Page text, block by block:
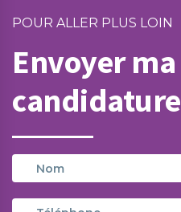
POUR ALLER PLUS LOIN
Envoyer ma
candidature